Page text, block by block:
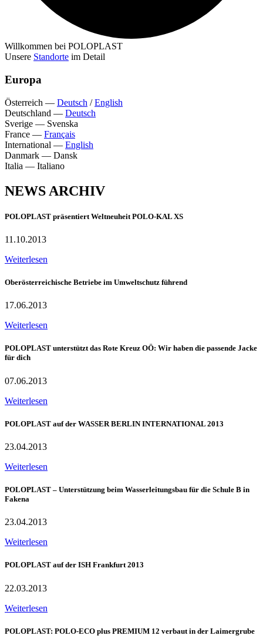
Willkommen bei POLOPLAST
Unsere Standorte im Detail
Europa
Österreich — Deutsch /English
Deutschland — Deutsch
Sverige — Svenska
France — Français
International — English
Danmark — Dansk
Italia — Italiano
NEWS ARCHIV
POLOPLAST präsentiert Weltneuheit POLO-KAL XS
11.10.2013
Weiterlesen
Oberösterreichische Betriebe im Umweltschutz führend
17.06.2013
Weiterlesen
POLOPLAST unterstützt das Rote Kreuz OÖ: Wir haben die passende Jacke
für dich
07.06.2013
Weiterlesen
POLOPLAST auf der WASSER BERLIN INTERNATIONAL 2013
23.04.2013
Weiterlesen
POLOPLAST – Unterstützung beim Wasserleitungsbau für die Schule B in
Fakena
23.04.2013
Weiterlesen
POLOPLAST auf der ISH Frankfurt 2013
22.03.2013
Weiterlesen
POLOPLAST: POLO-ECO plus PREMIUM 12 verbaut in der Laimergrube